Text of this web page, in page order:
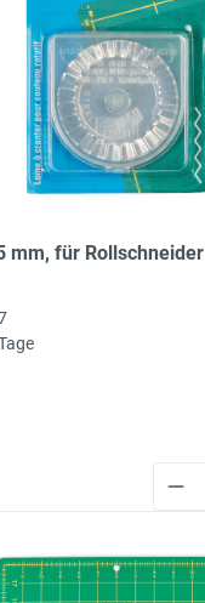
mm, für Rollschneider